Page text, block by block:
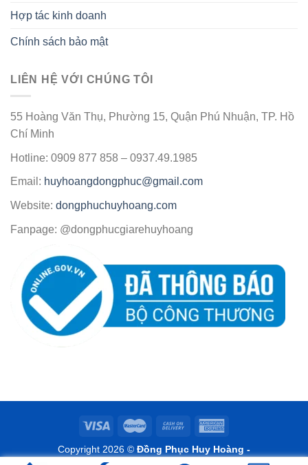
Hợp tác kinh doanh
Chính sách bảo mật
LIÊN HỆ VỚI CHÚNG TÔI
55 Hoàng Văn Thụ, Phường 15, Quận Phú Nhuận, TP. Hồ
Chí Minh
Hotline: 0909 877 858 – 0937.49.1985
Email: huyhoangdongphuc@gmail.com
Website: dongphuchuyhoang.com
Fanpage: @dongphucgiarehuyhoang
Copyright 2026 © Đồng Phục Huy Hoàng -